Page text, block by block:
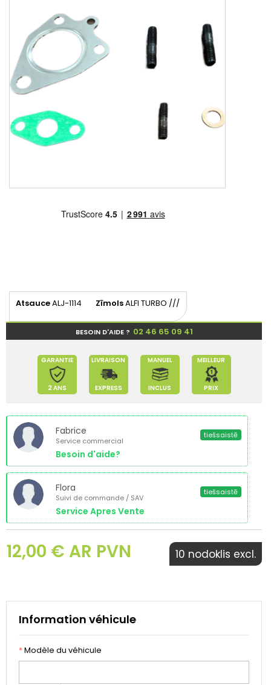
AtsauceALJ-1114 ZīmolsALFI TURBO ///
BESOIN D'AIDE ? 02 46 65 09 41
GARANTIE
2 ANS
LIVRAISON
EXPRESS
MANUEL
INCLUS
MEILLEUR
PRIX
Fabrice
Service commercial
Besoin d'aide?
tiešsaistē
Flora
Suivi de commande / SAV
Service Apres Vente
tiešsaistē
12,00 € AR PVN 10 nodoklis excl.
Information véhicule
*Modèle du véhicule